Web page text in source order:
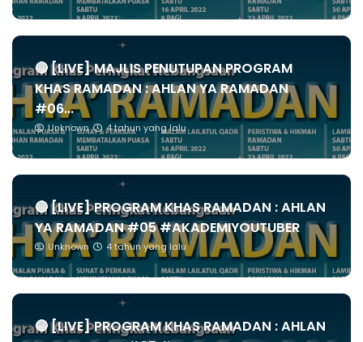
🔴 [LIVE] MAJLIS PENUTUPAN PROGRAM
KHAS RAMADAN : AHLAN YA RAMADAN
#06...
Unknown 4 tahun yang lalu
🔴 [LIVE] PROGRAM KHAS RAMADAN : AHLAN
YA RAMADAN #05 #AKADEMIYOUTUBER
Unknown 4 tahun yang lalu
🔴 [LIVE] PROGRAM KHAS RAMADAN : AHLAN